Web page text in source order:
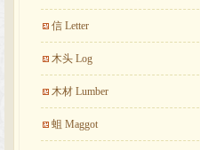
信 Letter
木头 Log
木材 Lumber
蛆 Maggot